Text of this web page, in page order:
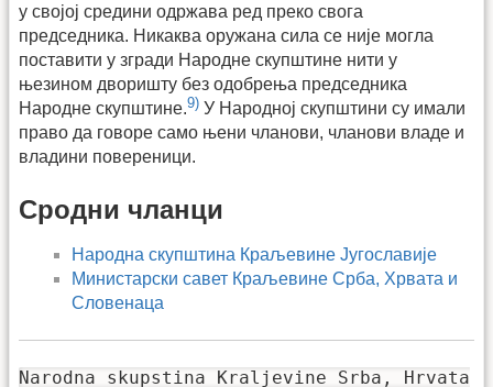
у својој средини одржава ред преко свога
председника. Никаква оружана сила се није могла
поставити у згради Народне скупштине нити у
њезином дворишту без одобрења председника
Народне скупштине.9) У Народној скупштини су имали
право да говоре само њени чланови, чланови владе и
владини повереници.
Сродни чланци
Народна скупштина Краљевине Југославије
Министарски савет Краљевине Срба, Хрвата и
Словенаца
Narodna skupstina Kraljevine Srba, Hrvata